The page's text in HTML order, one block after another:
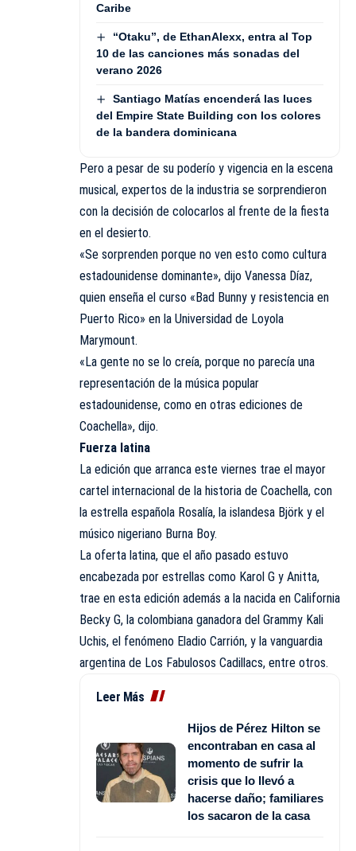
Caribe
“Otaku”, de EthanAlexx, entra al Top
10 de las canciones más sonadas del
verano 2026
Santiago Matías encenderá las luces
del Empire State Building con los colores
de la bandera dominicana
Pero a pesar de su poderío y vigencia en la escena
musical, expertos de la industria se sorprendieron
con la decisión de colocarlos al frente de la fiesta
en el desierto.
«Se sorprenden porque no ven esto como cultura
estadounidense dominante», dijo Vanessa Díaz,
quien enseña el curso «Bad Bunny y resistencia en
Puerto Rico» en la Universidad de Loyola
Marymount.
«La gente no se lo creía, porque no parecía una
representación de la música popular
estadounidense, como en otras ediciones de
Coachella», dijo.
Fuerza latina
La edición que arranca este viernes trae el mayor
cartel internacional de la historia de Coachella, con
la estrella española Rosalía, la islandesa Björk y el
músico nigeriano Burna Boy.
La oferta latina, que el año pasado estuvo
encabezada por estrellas como Karol G y Anitta,
trae en esta edición además a la nacida en California
Becky G, la colombiana ganadora del Grammy Kali
Uchis, el fenómeno Eladio Carrión, y la vanguardia
argentina de Los Fabulosos Cadillacs, entre otros.
Leer Más
Hijos de Pérez Hilton se
encontraban en casa al
momento de sufrir la
crisis que lo llevó a
hacerse daño; familiares
los sacaron de la casa